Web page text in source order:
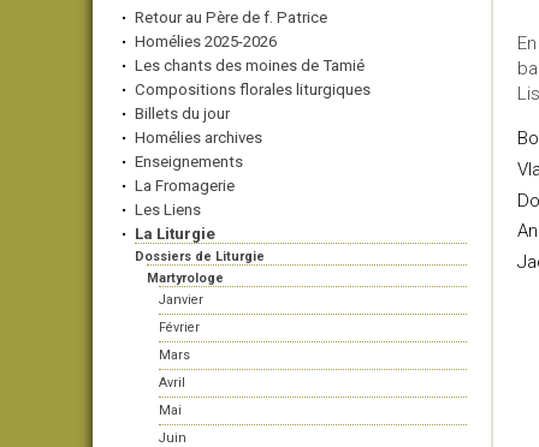
Retour au Père de f. Patrice
Homélies 2025-2026
Les chants des moines de Tamié
Compositions florales liturgiques
Billets du jour
Homélies archives
Enseignements
La Fromagerie
Les Liens
La Liturgie
Dossiers de Liturgie
Martyrologe
Janvier
Février
Mars
Avril
Mai
Juin